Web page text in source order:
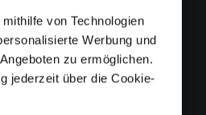
von Technologien
Werbung und
zu ermöglichen.
jederzeit über die Cookie-